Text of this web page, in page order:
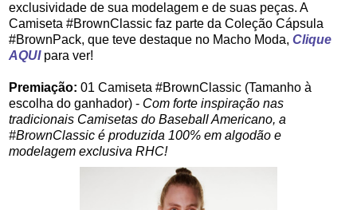
exclusividade de sua modelagem e de suas peças. A
Camiseta #BrownClassic faz parte da Coleção Cápsula
#BrownPack, que teve destaque no Macho Moda, Clique
AQUIpara ver!
Premiação: 01 Camiseta #BrownClassic (Tamanho à
escolha do ganhador) - Com forte inspiração nas
tradicionais Camisetas do Baseball Americano, a
#BrownClassic é produzida 100% em algodão e
modelagem exclusiva RHC!